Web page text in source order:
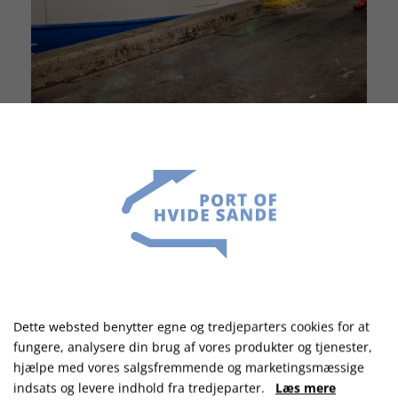
Dette websted benytter egne og tredjeparters cookies for at
fungere, analysere din brug af vores produkter og tjenester,
hjælpe med vores salgsfremmende og marketingsmæssige
indsats og levere indhold fra tredjeparter. Læs mere